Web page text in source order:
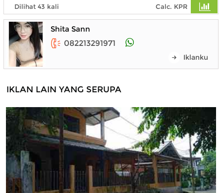
Dilihat 43 kali Calc. KPR
Shita Sann
082213291971
Iklanku
IKLAN LAIN YANG SERUPA